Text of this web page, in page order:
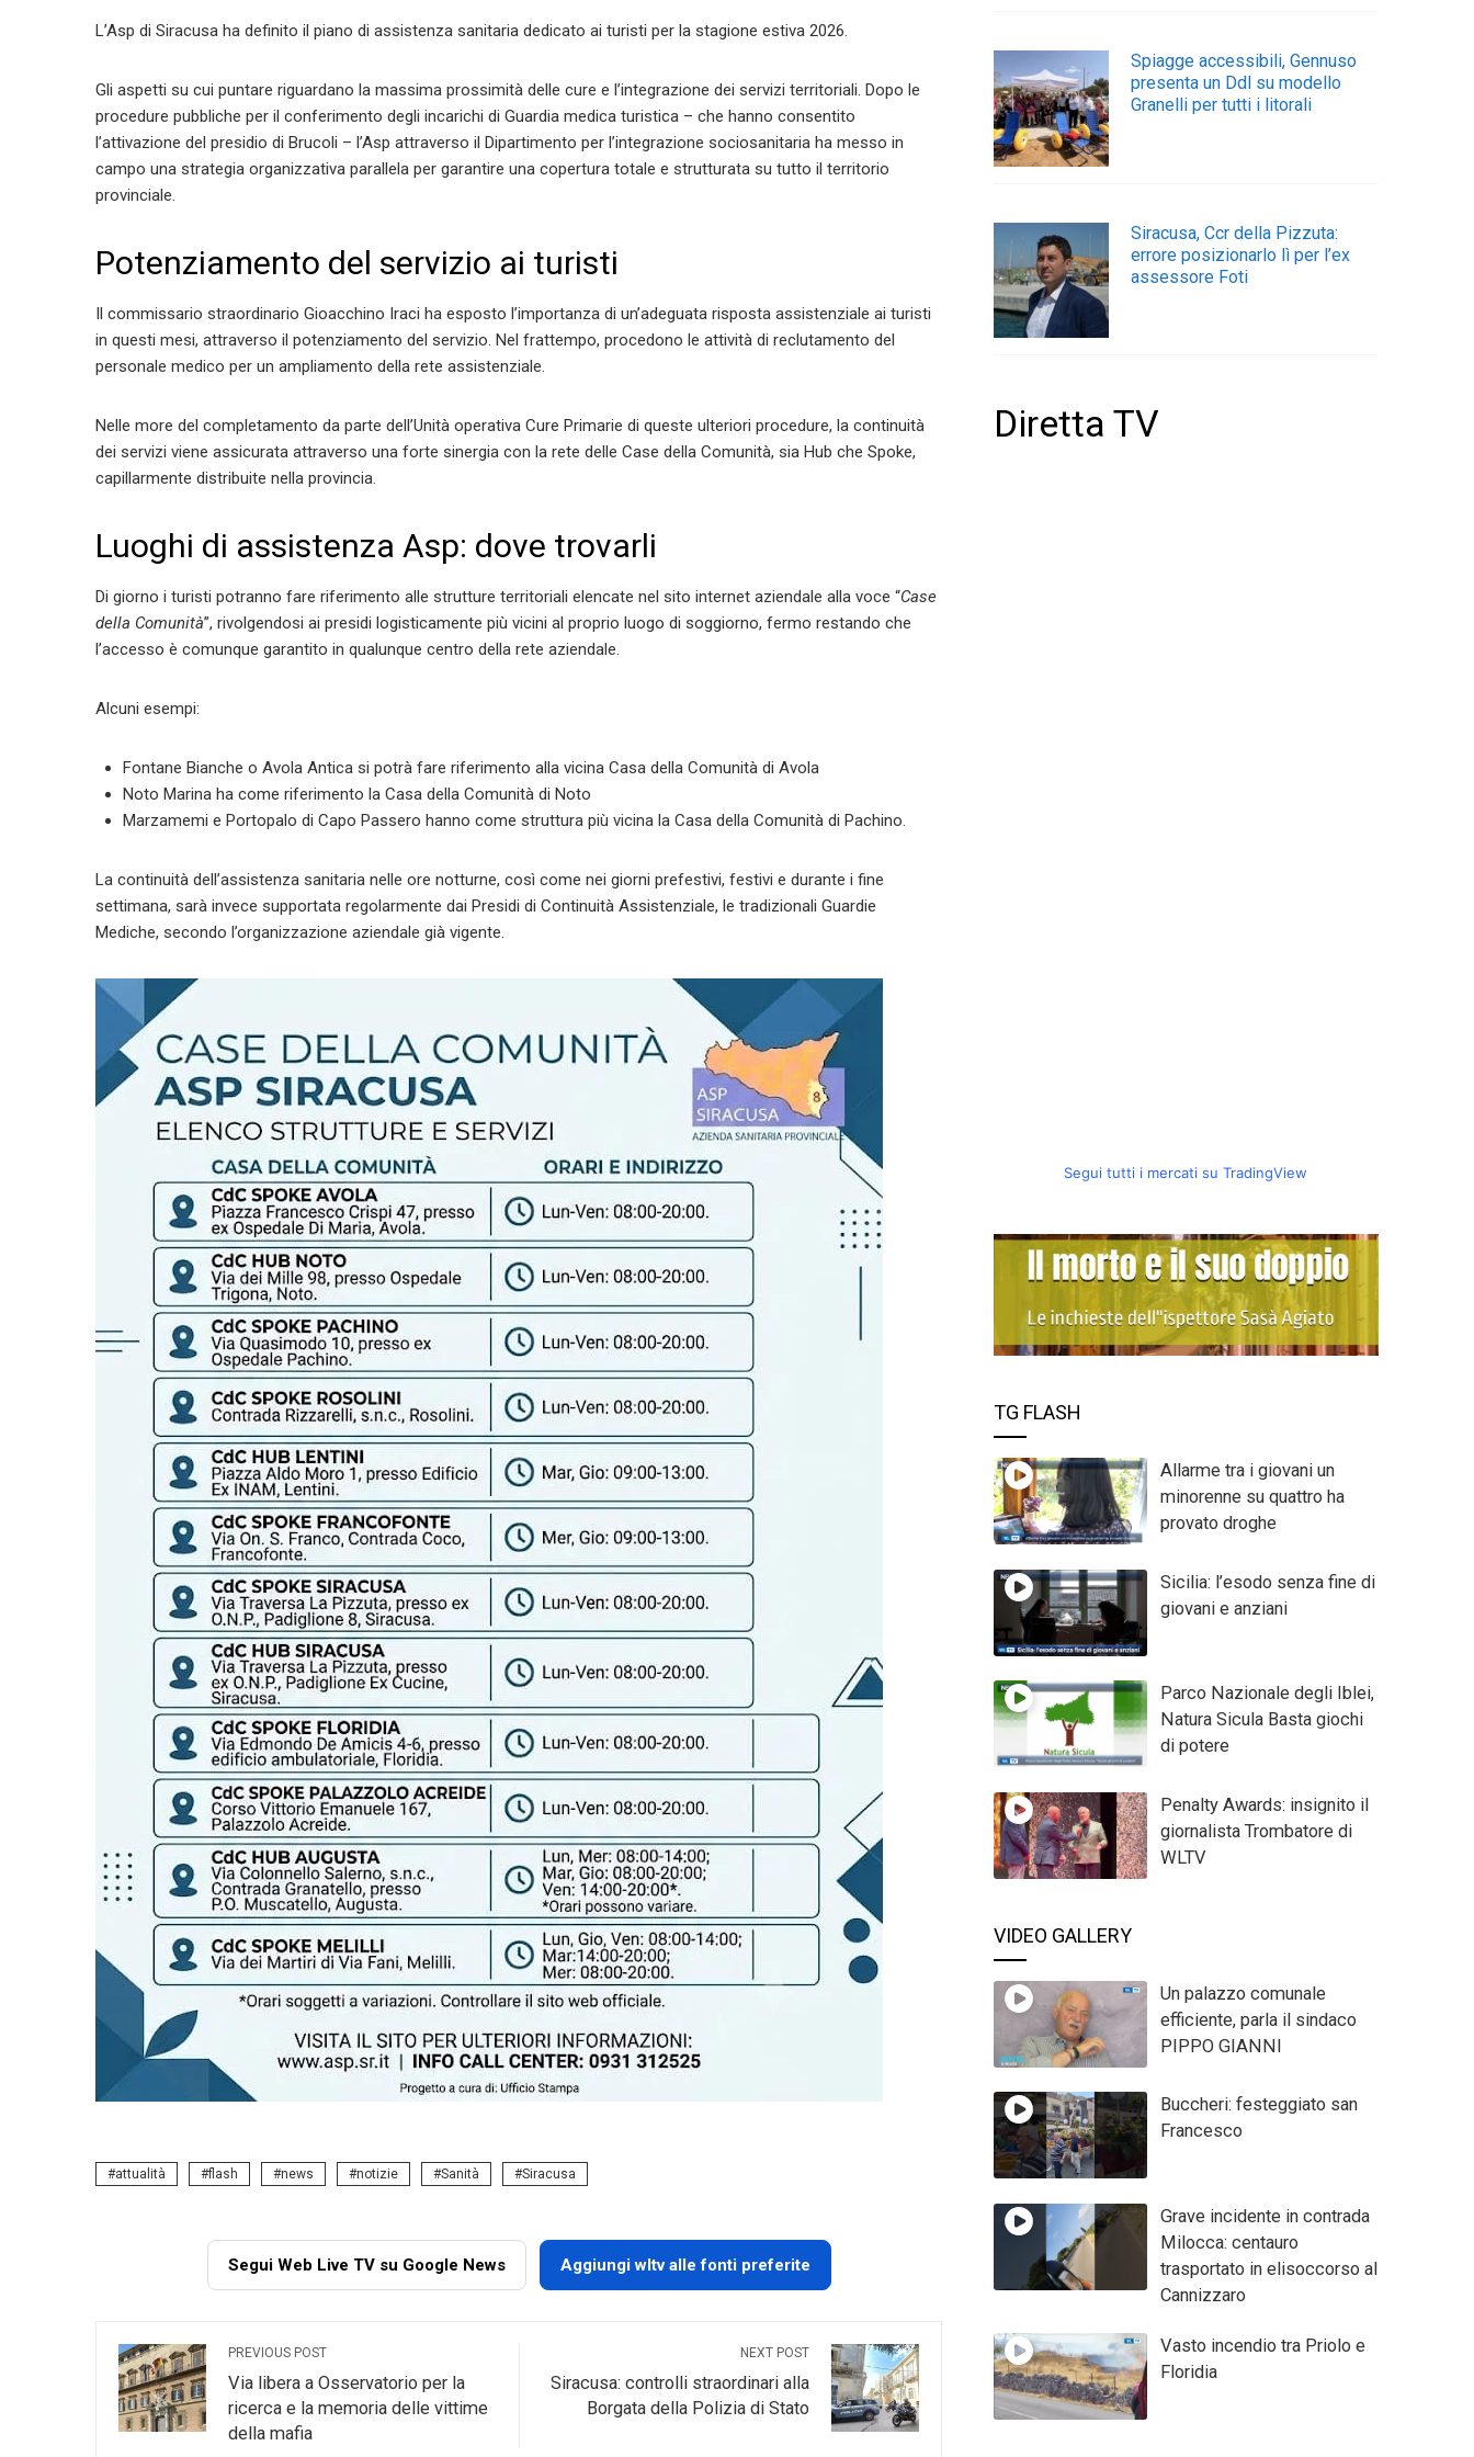
L’Asp di Siracusa ha definito il piano di assistenza sanitaria dedicato ai turisti per la stagione estiva 2026.
Gli aspetti su cui puntare riguardano la massima prossimità delle cure e l’integrazione dei servizi territoriali. Dopo le
procedure pubbliche per il conferimento degli incarichi di Guardia medica turistica – che hanno consentito
l’attivazione del presidio di Brucoli – l’Asp attraverso il Dipartimento per l’integrazione sociosanitaria ha messo in
campo una strategia organizzativa parallela per garantire una copertura totale e strutturata su tutto il territorio
provinciale.
Potenziamento del servizio ai turisti
Il commissario straordinario Gioacchino Iraci ha esposto l’importanza di un’adeguata risposta assistenziale ai turisti
in questi mesi, attraverso il potenziamento del servizio. Nel frattempo, procedono le attività di reclutamento del
personale medico per un ampliamento della rete assistenziale.
Nelle more del completamento da parte dell’Unità operativa Cure Primarie di queste ulteriori procedure, la continuità
dei servizi viene assicurata attraverso una forte sinergia con la rete delle Case della Comunità, sia Hub che Spoke,
capillarmente distribuite nella provincia.
Luoghi di assistenza Asp: dove trovarli
Di giorno i turisti potranno fare riferimento alle strutture territoriali elencate nel sito internet aziendale alla voce “Case
della Comunità”, rivolgendosi ai presidi logisticamente più vicini al proprio luogo di soggiorno, fermo restando che
l’accesso è comunque garantito in qualunque centro della rete aziendale.
Alcuni esempi:
Fontane Bianche o Avola Antica si potrà fare riferimento alla vicina Casa della Comunità di Avola
Noto Marina ha come riferimento la Casa della Comunità di Noto
Marzamemi e Portopalo di Capo Passero hanno come struttura più vicina la Casa della Comunità di Pachino.
La continuità dell’assistenza sanitaria nelle ore notturne, così come nei giorni prefestivi, festivi e durante i fine
settimana, sarà invece supportata regolarmente dai Presidi di Continuità Assistenziale, le tradizionali Guardie
Mediche, secondo l’organizzazione aziendale già vigente.
attualità flash news notizie Sanità Siracusa
Segui Web Live TV su Google News Aggiungi wltv alle fonti preferite
PREVIOUS POST
Via libera a Osservatorio per la
ricerca e la memoria delle vittime
della mafia
NEXT POST
Siracusa: controlli straordinari alla
Borgata della Polizia di Stato
Spiagge accessibili, Gennuso
presenta un Ddl su modello
Granelli per tutti i litorali
Siracusa, Ccr della Pizzuta:
errore posizionarlo lì per l’ex
assessore Foti
Diretta TV
Segui tutti i mercati su TradingView
TG FLASH
Allarme tra i giovani un
minorenne su quattro ha
provato droghe
Sicilia: l’esodo senza fine di
giovani e anziani
Parco Nazionale degli Iblei,
Natura Sicula Basta giochi
di potere
Penalty Awards: insignito il
giornalista Trombatore di
WLTV
VIDEO GALLERY
Un palazzo comunale
efficiente, parla il sindaco
PIPPO GIANNI
Buccheri: festeggiato san
Francesco
Grave incidente in contrada
Milocca: centauro
trasportato in elisoccorso al
Cannizzaro
Vasto incendio tra Priolo e
Floridia